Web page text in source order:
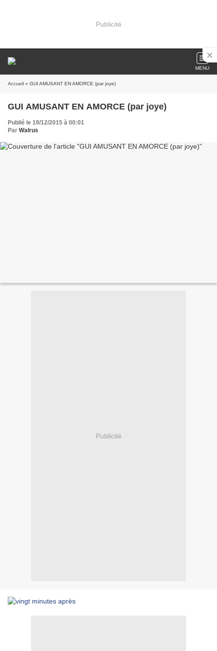
Publicité
MENU
Accueil » GUI AMUSANT EN AMORCE (par joye)
GUI AMUSANT EN AMORCE (par joye)
Publié le 19/12/2015 à 00:01
Par Walrus
Publicité